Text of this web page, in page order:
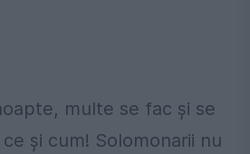
multe se fac şi se
şi cum! Solomonarii nu